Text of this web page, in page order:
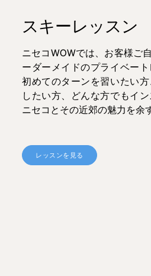
スキーレッスン
ニセコWOWでは、お客様ご
ーダーメイドのプライベー
初めてのターンを習いたい
したい方、どんな方でもイ
ニセコとその近郊の魅力を余
レッスンを見る